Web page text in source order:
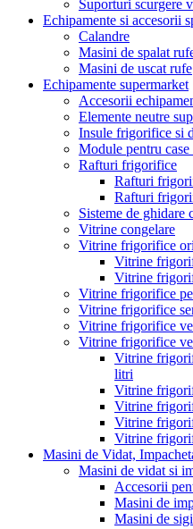
Suporturi scurgere
Echipamente si accesorii
Calandre
Masini de spalat
Masini de uscat rufe
Echipamente supermarket
Accesorii
Elemente neutre
Insule frigorifice si
Module pentru case
Rafturi frigorifice
Rafturi
Rafturi
Sisteme de ghidare
Vitrine congelare
Vitrine frigorifice
Vitrine
Vitrine
Vitrine frigorifice
Vitrine frigorifice
Vitrine frigorifice
Vitrine frigorifice
Vitrine
litri
Vitrine
Vitrine
Vitrine
Vitrine
Masini de Vidat,
Masini de vidat si
Accesorii
Masini de
Masini de